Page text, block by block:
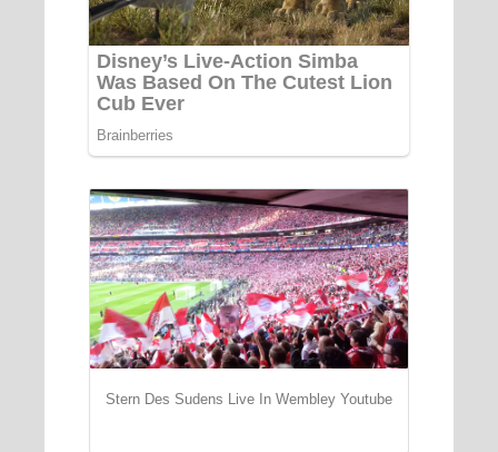
Stern Des Sudens Live In Wembley Youtube